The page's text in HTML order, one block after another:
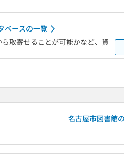
ベースの一覧
取寄せることが可能かなど、資
名古屋市図書館